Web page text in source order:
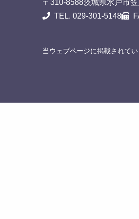
〒310-8588茨城県水戸市
TEL. 029-301-5148
当ウェブページに掲載されて